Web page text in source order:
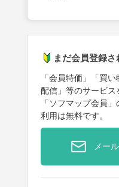
まだ会員登録
「会員特価」「買
配信」等のサービス
「ソフマップ会員
利用は無料です。
メー